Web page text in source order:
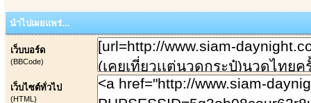
นำไปเผยแพร่...
เว็บบอร์ด
(BBCode)
เว็บไซต์ทั่วไป
(HTML)